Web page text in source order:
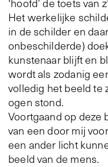
‘hoofd’ de toets van
Het werkelijke
in de schilder en
onbeschilderde)
kunstenaar blijft en
wordt als zodanig
volledig het beeld te
ogen stond.
Voortgaand op deze
van een door mij
een ander licht
beeld van de mens.